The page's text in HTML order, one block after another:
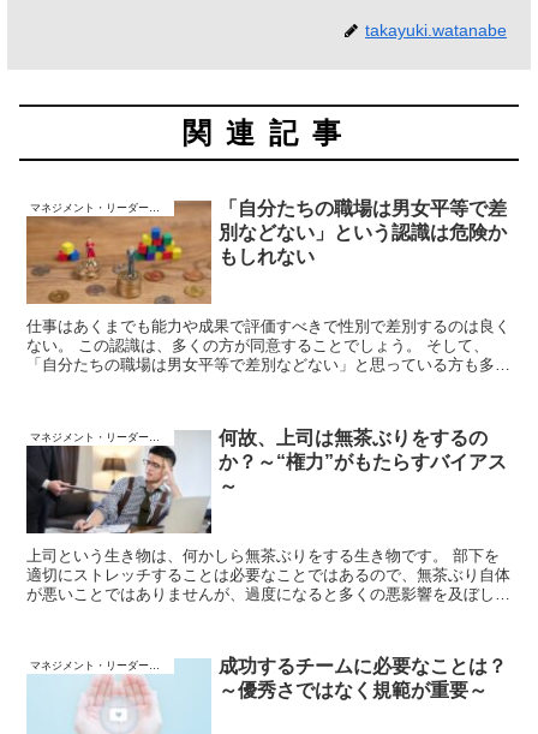
takayuki.watanabe
関連記事
マネジメント・リーダーシップ
「自分たちの職場は男女平等で差
別などない」という認識は危険か
もしれない
仕事はあくまでも能力や成果で評価すべきで性別で差別するのは良く
ない。 この認識は、多くの方が同意することでしょう。 そして、
「自分たちの職場は男女平等で差別などない」と思っている方も多い
何故、上司は無茶ぶりをするの
か？～“権力”がもたらすバイアス
～
上司という生き物は、何かしら無茶ぶりをする生き物です。 部下を
適切にストレッチすることは必要なことではあるので、無茶ぶり自体
が悪いことではありませんが、過度になると多くの悪影響を及ぼしま
成功するチームに必要なことは？
～優秀さではなく規範が重要～